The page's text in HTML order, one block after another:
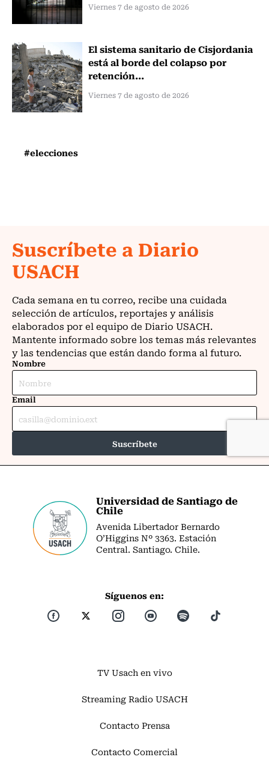
Viernes 7 de agosto de 2026
El sistema sanitario de Cisjordania
está al borde del colapso por
retención...
Viernes 7 de agosto de 2026
#elecciones
Universidad de Santiago de
Chile
Avenida Libertador Bernardo
O’Higgins Nº 3363. Estación
Central. Santiago. Chile.
Síguenos en:
TV Usach en vivo
Streaming Radio USACH
Contacto Prensa
Contacto Comercial